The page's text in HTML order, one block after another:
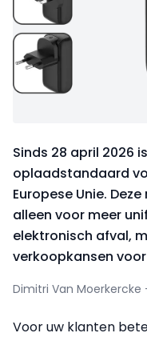
Sinds 28 april 2026
oplaadstandaard
Europese Unie.
alleen voor meer
elektronisch afval,
verkoopkansen
Dimitri Van Moerkercke
Voor uw klanten